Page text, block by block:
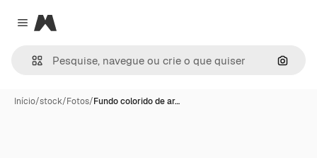
Close menu
Magnific
Início/stock/Fotos/Fundo colorido de ar…